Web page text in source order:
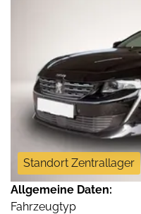
Standort Zentrallager
Allgemeine Daten:
Fahrzeugtyp